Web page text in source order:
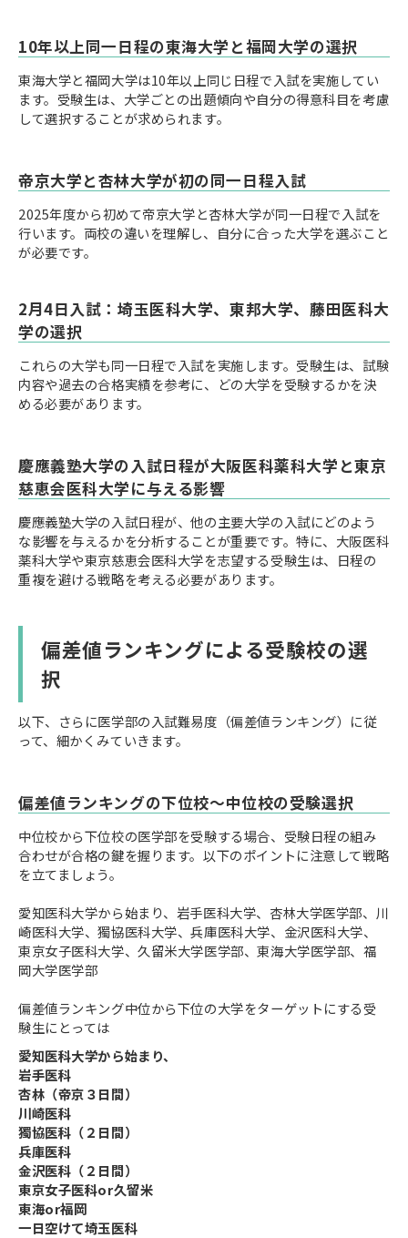
10年以上同一日程の東海大学と福岡大学の選択
東海大学と福岡大学は10年以上同じ日程で入試を実施してい
ます。受験生は、大学ごとの出題傾向や自分の得意科目を考慮
して選択することが求められます。
帝京大学と杏林大学が初の同一日程入試
2025年度から初めて帝京大学と杏林大学が同一日程で入試を
行います。両校の違いを理解し、自分に合った大学を選ぶこと
が必要です。
2月4日入試：埼玉医科大学、東邦大学、藤田医科大
学の選択
これらの大学も同一日程で入試を実施します。受験生は、試験
内容や過去の合格実績を参考に、どの大学を受験するかを決
める必要があります。
慶應義塾大学の入試日程が大阪医科薬科大学と東京
慈恵会医科大学に与える影響
慶應義塾大学の入試日程が、他の主要大学の入試にどのよう
な影響を与えるかを分析することが重要です。特に、大阪医科
薬科大学や東京慈恵会医科大学を志望する受験生は、日程の
重複を避ける戦略を考える必要があります。
偏差値ランキングによる受験校の選
択
以下、さらに医学部の入試難易度（偏差値ランキング）に従
って、細かくみていきます。
偏差値ランキングの下位校〜中位校の受験選択
中位校から下位校の医学部を受験する場合、受験日程の組み
合わせが合格の鍵を握ります。以下のポイントに注意して戦略
を立てましょう。
愛知医科大学から始まり、岩手医科大学、杏林大学医学部、川
崎医科大学、獨協医科大学、兵庫医科大学、金沢医科大学、
東京女子医科大学、久留米大学医学部、東海大学医学部、福
岡大学医学部
偏差値ランキング中位から下位の大学をターゲットにする受
験生にとっては
愛知医科大学から始まり、
岩手医科
杏林（帝京３日間）
川崎医科
獨協医科（２日間）
兵庫医科
金沢医科（２日間）
東京女子医科or久留米
東海or福岡
一日空けて埼玉医科